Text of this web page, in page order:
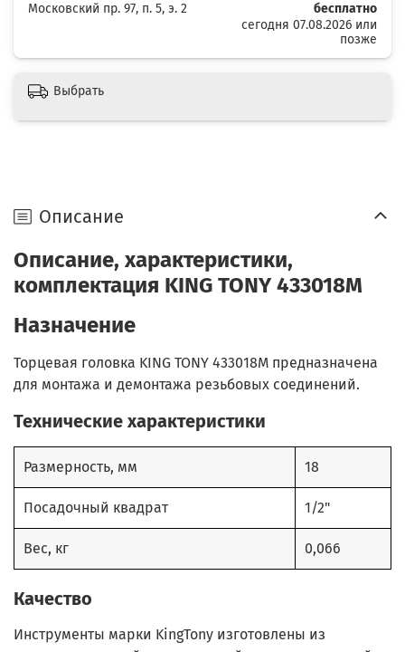
Московский пр. 97, п. 5, э. 2
бесплатно
сегодня 07.08.2026 или
позже
Выбрать
Описание
Описание, характеристики,
комплектация KING TONY 433018M
Назначение
Торцевая головка KING TONY 433018M предназначена
для монтажа и демонтажа резьбовых соединений.
Технические характеристики
Размерность, мм 18
Посадочный квадрат 1/2"
Вес, кг 0,066
Качество
Инструменты марки KingTony изготовлены из